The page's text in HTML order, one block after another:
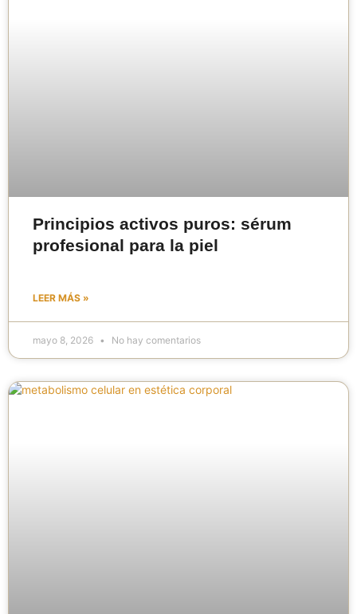
Principios activos puros: sérum
profesional para la piel
LEER MÁS »
mayo 8, 2026 No hay comentarios